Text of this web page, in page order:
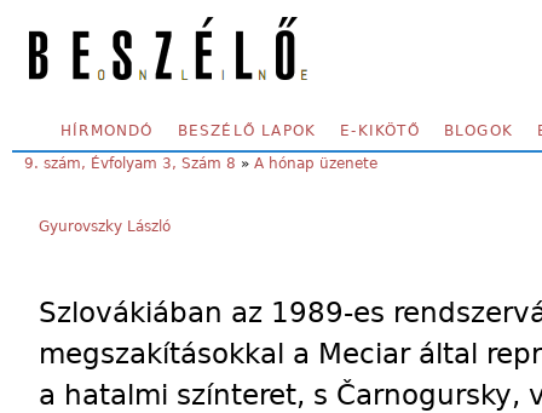
SECONDARY MENU
HÍRMONDÓ BESZÉLŐ LAPOK E-KIKÖTŐ BLOGOK
YOU ARE HERE:
9. szám, Évfolyam 3, Szám 8 » A hónap üzenete
Gyurovszky László
Szlovákiában az 1989-es
megszakításokkal a Meciar által
a hatalmi színteret, s Čarnogursky,